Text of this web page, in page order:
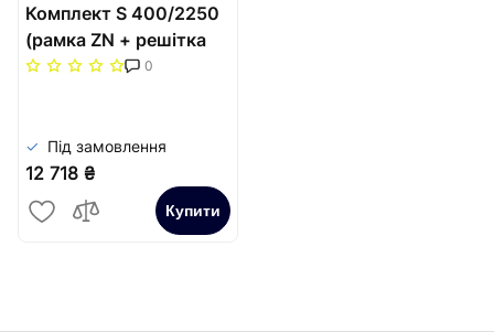
Комплект S 400/2250
(рамка ZN + решітка
НТ) Carrera Сатин
0
Під замовлення
12 718 ₴
Купити